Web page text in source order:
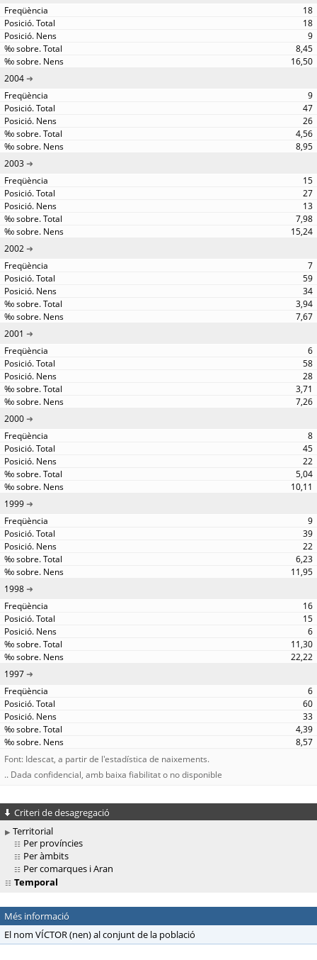
18
18
9
8,45
16,50
2004
9
47
26
4,56
8,95
2003
15
27
13
7,98
15,24
2002
7
59
34
3,94
7,67
2001
6
58
28
3,71
7,26
2000
8
45
22
5,04
10,11
1999
9
39
22
6,23
11,95
1998
16
15
6
11,30
22,22
1997
6
60
33
4,39
8,57
Font: Idescat, a partir de l'estadística de naixements.
.. Dada confidencial, amb baixa fiabilitat o no disponible
Criteri de desagregació
Territorial
Per províncies
Per àmbits
Per comarques i Aran
Temporal
Més informació
El nom VÍCTOR (nen) al conjunt de la població